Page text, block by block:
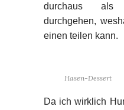
durchaus als
durchgehen,
einen teilen kann.
Hasen-Dessert
Da ich wirklich